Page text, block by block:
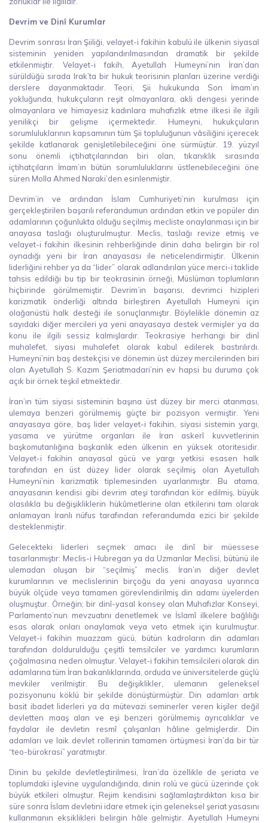
Devrim ve Dinî Kurumlar
Devrim sonrası İran Şiiliği, velayet-i fakihin kabulü ile ülkenin siyasal
sisteminin yeniden yapılandırılmasından dramatik bir şekilde
etkilenmiştir. Velayet-i fakih, Ayetullah Humeyni’nin İran’dan
sürüldüğü sırada Irak’ta bir hukuk teorisinin planları üzerine verdiği
derslere dayanmaktadır. Teori, Şii hukukunda Son İmam’ın
yokluğunda, hukukçuların reşit olmayanlara, akli dengesi yerinde
olmayanlara ve himayesiz kadınlara muhafızlık etme ilkesi ile ilgili
yenilikçi bir gelişme içermektedir. Humeyni, hukukçuların
sorumluluklarının kapsamının tüm Şii topluluğunun vâsiliğini içerecek
şekilde katlanarak genişletilebileceğini öne sürmüştür. 19. yüzyıl
sonu önemli içtihatçılarından biri olan, tıkanıklık sırasında
içtihatçıların İmam’ın bütün sorumluluklarını üstlenebileceğini öne
süren Molla Ahmed Naraki’den esinlenmiştir.
Devrim’in ve ardından İslam Cumhuriyeti’nin kurulması için
gerçekleştirilen başarılı referandumun ardından etkin ve popüler din
adamlarının çoğunlukta olduğu seçilmiş mecliste onaylanması için bir
anayasa taslağı oluşturulmuştur. Meclis, taslağı revize etmiş ve
velayet-i fakihin ilkesinin rehberliğinde dinin daha belirgin bir rol
oynadığı yeni bir İran anayasası ile neticelendirmiştir. Ülkenin
liderliğini rehber ya da “lider” olarak adlandırılan yüce merci-i taklide
tahsis edildiği bu tip bir teokrasinin örneği, Müslüman toplumların
hiçbirinde görülmemiştir. Devrim’in başarısı, devrimci hizipleri
karizmatik önderliği altında birleştiren Ayetullah Humeyni için
olağanüstü halk desteği ile sonuçlanmıştır. Böylelikle dönemin az
sayıdaki diğer mercileri ya yeni anayasaya destek vermişler ya da
konu ile ilgili sessiz kalmışlardır. Teokrasiye herhangi bir dinî
muhalefet, siyasi muhalefet olarak kabul edilerek bastırılırdı.
Humeyni’nin baş destekçisi ve dönemin üst düzey mercilerinden biri
olan Ayetullah S. Kazım Şeriatmadari’nin ev hapsi bu duruma çok
açık bir örnek teşkil etmektedir.
İran’ın tüm siyasi sisteminin başına üst düzey bir merci atanması,
ulemaya benzeri görülmemiş güçte bir pozisyon vermiştir. Yeni
anayasaya göre, baş lider velayet-i fakihin, siyasi sistemin yargı,
yasama ve yürütme organları ile İran askerî kuvvetlerinin
başkomutanlığına başkanlık eden ülkenin en yüksek otoritesidir.
Velayet-i fakihin anayasal gücü ve yargı yetkisi esasen halk
tarafından en üst düzey lider olarak seçilmiş olan Ayetullah
Humeyni’nin karizmatik tiplemesinden uyarlanmıştır. Bu atama,
anayasanın kendisi gibi devrim ateşi tarafından kör edilmiş, büyük
olasılıkla bu değişikliklerin hükûmetlerine olan etkilerini tam olarak
anlamayan İranlı nüfus tarafından referandumda ezici bir şekilde
desteklenmiştir.
Gelecekteki liderleri seçmek amacı ile dinî bir müessese
tasarlanmıştır: Meclis-i Hubregan ya da Uzmanlar Meclisi, bütünü ile
ulemadan oluşan bir “seçilmiş” meclis. İran’ın diğer devlet
kurumlarının ve meclislerinin birçoğu da yeni anayasa uyarınca
büyük ölçüde veya tamamen görevlendirilmiş din adamı üyelerden
oluşmuştur. Örneğin; bir dinî-yasal konsey olan Muhafızlar Konseyi,
Parlamento’nun mevzuatını denetlemek ve İslamî ilkelere bağlılığı
esas alarak onları onaylamak veya veto etmek için kurulmuştur.
Velayet-i fakihin muazzam gücü, bütün kadroların din adamları
tarafından doldurulduğu çeşitli temsilciler ve yardımcı kurumların
çoğalmasına neden olmuştur. Velayet-i fakihin temsilcileri olarak din
adamlarına tüm İran bakanlıklarında, orduda ve üniversitelerde güçlü
mevkiler verilmiştir. Bu değişiklikler, ulemanın geleneksel
pozisyonunu köklü bir şekilde dönüştürmüştür. Din adamları artık
basit ibadet liderleri ya da mütevazi seminerler veren kişiler değil
devletten maaş alan ve eşi benzeri görülmemiş ayrıcalıklar ve
faydalar ile devletin resmî çalışanları hâline gelmişlerdir. Din
adamları ve laik devlet rollerinin tamamen örtüşmesi İran’da bir tür
“teo-bürokrasi” yaratmıştır.
Dinin bu şekilde devletleştirilmesi, İran’da özellikle de şeriata ve
toplumdaki işlevine uygulandığında, dinin rolü ve gücü üzerinde çok
büyük etkileri olmuştur. Rejim kendisini sağlamlaştırdıktan kısa bir
süre sonra İslam devletini idare etmek için geleneksel şeriat yasasını
kullanmanın eksiklikleri belirgin hâle gelmiştir. Ayetullah Humeyni